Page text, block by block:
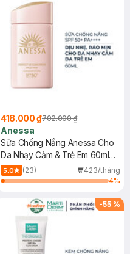
418.000 ₫702.000 ₫
Anessa
Sữa Chống Nắng Anessa Cho
Da Nhạy Cảm & Trẻ Em 60ml
(Mới)
5.0 (23)
423/tháng
4%
-55 %